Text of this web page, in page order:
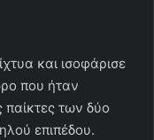
και ισοφάρισε
που ήταν
παίκτες των δύο
επιπέδου.